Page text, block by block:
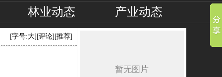
林业动态 产业动态
[字号:大][评论][推荐]